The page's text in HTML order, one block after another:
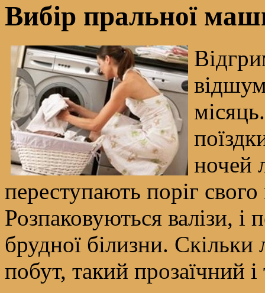
Вибір пральної
ночей
переступають поріг
Розпаковуються валізи, і
брудної білизни.
побут, такий прозаїчний